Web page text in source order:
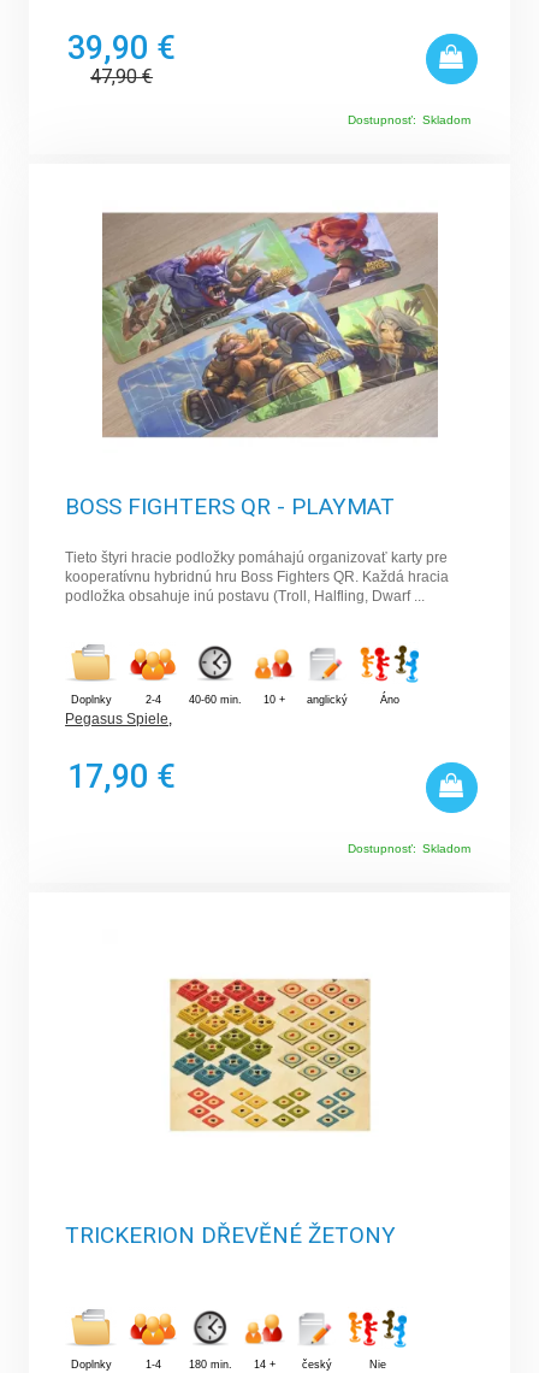
39,90 €
47,90€
Dostupnosť: Skladom
BOSS FIGHTERS QR - PLAYMAT
Tieto štyri hracie podložky pomáhajú organizovať karty pre
kooperatívnu hybridnú hru Boss Fighters QR. Každá hracia
podložka obsahuje inú postavu (Troll, Halfling, Dwarf ...
Doplnky 2-4 40-60 min. 10 + anglický Áno
Pegasus Spiele
17,90 €
Dostupnosť: Skladom
TRICKERION DŘEVĚNÉ ŽETONY
Doplnky 1-4 180 min. 14 + český Nie